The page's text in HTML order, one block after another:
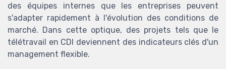
des équipes internes que les entreprises peuvent
s'adapter rapidement à l'évolution des conditions de
marché. Dans cette optique, des projets tels que le
télétravail en CDI deviennent des indicateurs clés d'un
management flexible.